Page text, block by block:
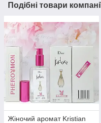
Подібні товари
Жіночий аромат Kristian